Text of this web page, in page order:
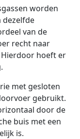
worden
dezelfde
van de
recht naar
hoeft er
met gesloten
gebruikt.
door de
buis met een
is.